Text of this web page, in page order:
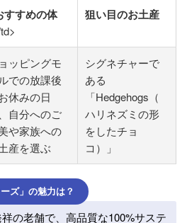
すすめの体
狙い目のお土産
ッピングモ
での放課後
休みの日
自分へのご
や家族への
産を選ぶ
シグネチャーで
ある
「Hedgehogs（
ハリネズミの形
をしたチョ
コ）」
ズ」の魅力は？
の老舗で、高品質な100%サステ